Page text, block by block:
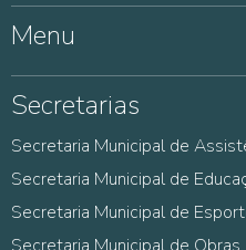
Menu
Secretarias
Secretaria Municipal de
Secretaria Municipal de
Secretaria Municipal de